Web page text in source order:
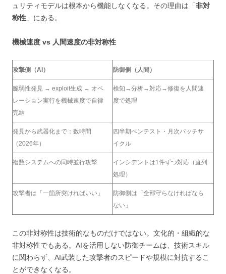
ュリティモデルは根本から機能しなくなる。その理由は「非対
称性 」にある。
機械速度 vs 人間速度の非対称性
攻撃側（AI） 防御側（人間）
脆弱性発見 → exploit生成 → オペ
レーション実行を機械速度で自律
完結
検知→分析→対応→修復を人間速
度で処理
発見から武器化まで：数時間
（2026年）
四半期ペンテスト・月次パッチサ
イクル
複数システムへの同時並行攻撃
インシデントは1件ずつ対応（直列
処理）
攻撃者は「一箇所突ければいい」
防御側は「全部守らなければなら
ない」
この非対称性は技術的なものだけではない。文化的・組織的な
非対称性でもある。AIを活用しない防御チームは、技術スキル
に関わらず、AI武装した攻撃者のスピードや規模に対抗するこ
とができなくなる。